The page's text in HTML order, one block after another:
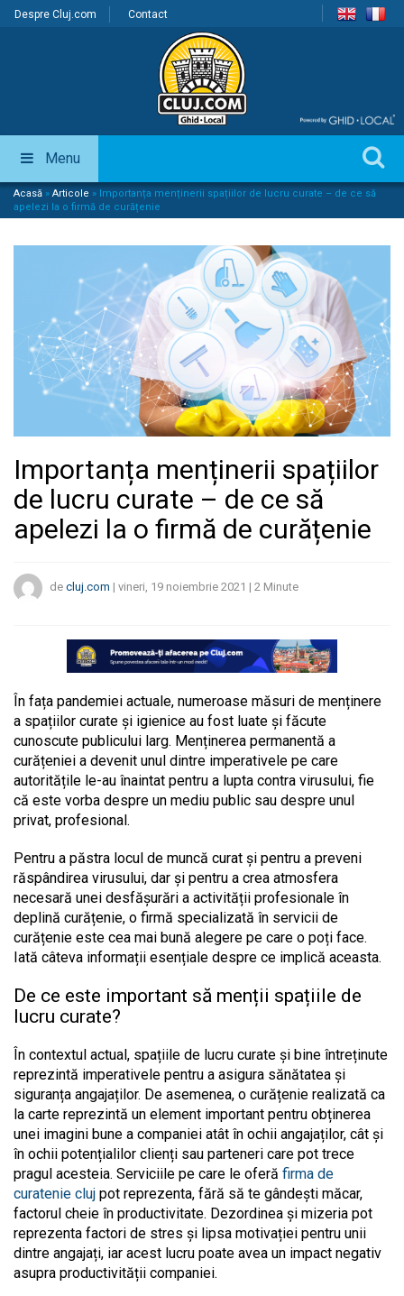
Despre Cluj.com Contact
Menu
Acasă » Articole » Importanța menținerii spațiilor de lucru curate – de ce să
apelezi la o firmă de curățenie
Importanța menținerii spațiilor
de lucru curate – de ce să
apelezi la o firmă de curățenie
de cluj.com | vineri, 19 noiembrie 2021 | 2 Minute
În fața pandemiei actuale, numeroase măsuri de menținere
a spațiilor curate și igienice au fost luate și făcute
cunoscute publicului larg. Menținerea permanentă a
curățeniei a devenit unul dintre imperativele pe care
autoritățile le-au înaintat pentru a lupta contra virusului, fie
că este vorba despre un mediu public sau despre unul
privat, profesional.
Pentru a păstra locul de muncă curat și pentru a preveni
răspândirea virusului, dar și pentru a crea atmosfera
necesară unei desfășurări a activității profesionale în
deplină curățenie, o firmă specializată în servicii de
curățenie este cea mai bună alegere pe care o poți face.
Iată câteva informații esențiale despre ce implică aceasta.
De ce este important să menții spațiile de
lucru curate?
În contextul actual, spațiile de lucru curate și bine întreținute
reprezintă imperativele pentru a asigura sănătatea și
siguranța angajaților. De asemenea, o curățenie realizată ca
la carte reprezintă un element important pentru obținerea
unei imagini bune a companiei atât în ochii angajaților, cât și
în ochii potențialilor clienți sau parteneri care pot trece
pragul acesteia. Serviciile pe care le oferă firma de
curatenie cluj pot reprezenta, fără să te gândești măcar,
factorul cheie în productivitate. Dezordinea și mizeria pot
reprezenta factori de stres și lipsa motivației pentru unii
dintre angajați, iar acest lucru poate avea un impact negativ
asupra productivității companiei.